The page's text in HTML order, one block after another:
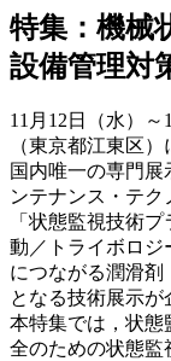
特集：機械
設備管理対
11月12日（水）
（東京都江東区
国内唯一の専門
ンテナンス・テ
「状態監視技術
動／トライボロジ
につながる潤滑剤
となる技術展示が
本特集では，状態
全のための状態監